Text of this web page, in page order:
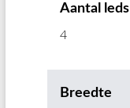
Aantal leds
4
Breedte